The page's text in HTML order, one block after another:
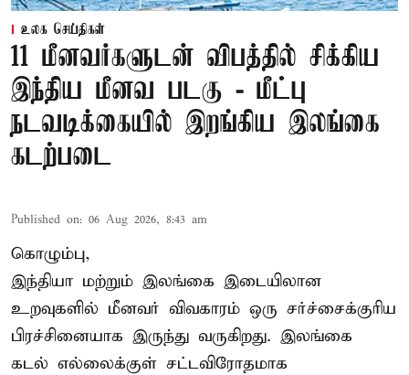
உலக செய்திகள்
11 மீனவர்களுடன் விபத்தில் சிக்கிய
இந்திய மீனவ படகு - மீட்பு
நடவடிக்கையில் இறங்கிய இலங்கை
கடற்படை
Published on: 06 Aug 2026, 8:43 am
கொழும்பு,
இந்தியா மற்றும் இலங்கை இடையிலான
உறவுகளில் மீனவர் விவகாரம் ஒரு சர்ச்சைக்குரிய
பிரச்சினையாக இருந்து வருகிறது. இலங்கை
கடல் எல்லைக்குள் சட்டவிரோதமாக